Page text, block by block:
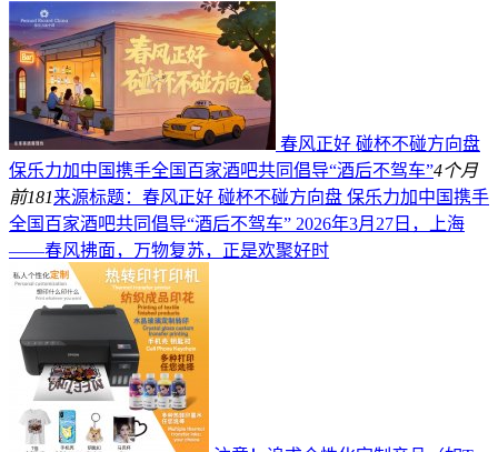
春风正好 碰杯不碰方向盘
保乐力加中国携手全国百家酒吧共同倡导“酒后不驾车”4个月
前181来源标题：春风正好 碰杯不碰方向盘 保乐力加中国携手
全国百家酒吧共同倡导“酒后不驾车” 2026年3月27日，上海
——春风拂面，万物复苏，正是欢聚好时